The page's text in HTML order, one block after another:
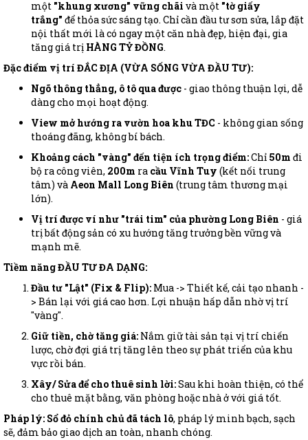
một "khung xương" vững chãi và một "tờ giấy
trắng" để thỏa sức sáng tạo. Chỉ cần đầu tư sơn sửa, lắp đặt
nội thất mới là có ngay một căn nhà đẹp, hiện đại, gia
tăng giá trị HÀNG TỶ ĐỒNG.
Đặc điểm vị trí ĐẮC ĐỊA (VỪA SỐNG VỪA ĐẦU TƯ):
Ngõ thông thẳng, ô tô qua được - giao thông thuận lợi, dễ
dàng cho mọi hoạt động.
View mở hướng ra vườn hoa khu TĐC - không gian sống
thoáng đãng, không bí bách.
Khoảng cách "vàng" đến tiện ích trọng điểm:Chỉ 50m đi
bộ ra công viên, 200m ra cầu Vĩnh Tuy (kết nối trung
tâm) và Aeon Mall Long Biên (trung tâm thương mại
lớn).
Vị trí được ví như "trái tim" của phường Long Biên - giá
trị bất động sản có xu hướng tăng trưởng bền vững và
mạnh mẽ.
Tiềm năng ĐẦU TƯ ĐA DẠNG:
Đầu tư "Lật" (Fix & Flip): Mua -> Thiết kế, cải tạo nhanh -
> Bán lại với giá cao hơn. Lợi nhuận hấp dẫn nhờ vị trí
"vàng".
Giữ tiền, chờ tăng giá: Nắm giữ tài sản tại vị trí chiến
lược, chờ đợi giá trị tăng lên theo sự phát triển của khu
vực rồi bán.
Xây/ Sửa để cho thuê sinh lời:Sau khi hoàn thiện, có thể
cho thuê mặt bằng, văn phòng hoặc nhà ở với giá tốt.
Pháp lý: Sổ đỏ chính chủ đã tách lô, pháp lý minh bạch, sạch
sẽ, đảm bảo giao dịch an toàn, nhanh chóng.